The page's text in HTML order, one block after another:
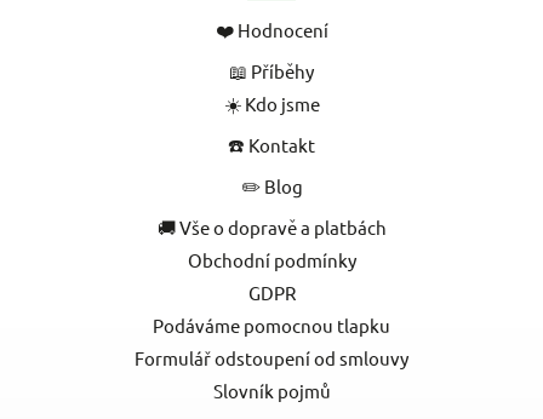
❤️ Hodnocení
📖 Příběhy
☀️ Kdo jsme
☎️ Kontakt
✏️ Blog
🚚 Vše o dopravě a platbách
Obchodní podmínky
GDPR
Podáváme pomocnou tlapku
Formulář odstoupení od smlouvy
Slovník pojmů